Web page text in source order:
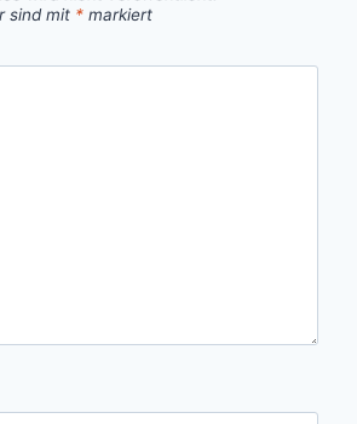
sind mit * markiert